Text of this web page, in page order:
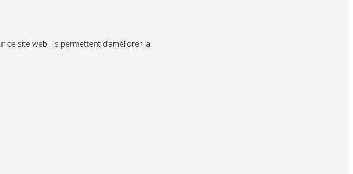
site web. Ils permettent d’améliorer la